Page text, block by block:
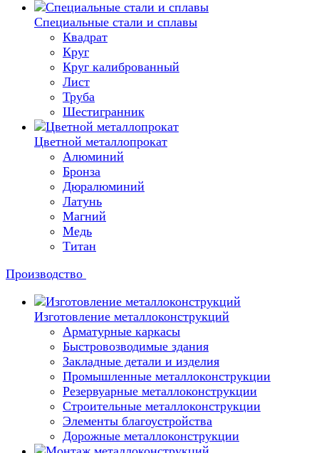
Специальные стали и сплавы
Квадрат
Круг
Круг калиброванный
Лист
Труба
Шестигранник
Цветной металлопрокат
Алюминий
Бронза
Дюралюминий
Латунь
Магний
Медь
Титан
Производство
Изготовление металлоконструкций
Арматурные каркасы
Быстровозводимые здания
Закладные детали и изделия
Промышленные металлоконструкции
Резервуарные металлоконструкции
Строительные металлоконструкции
Элементы благоустройства
Дорожные металлоконструкции